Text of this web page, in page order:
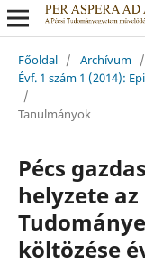
Főoldal / Archívum /
Évf. 1 szám 1 (2014):
/
Tanulmányok
Pécs
helyzete az
költözése